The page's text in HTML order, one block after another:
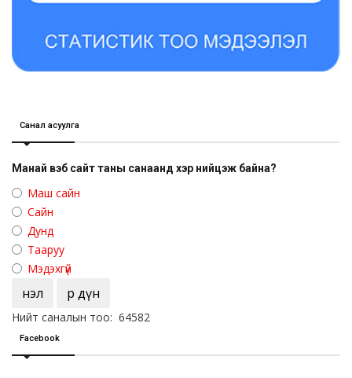
Санал асуулга
Манай вэб сайт таны санаанд хэр нийцэж байна?
Маш сайн
Сайн
Дунд
Тааруу
Мэдэхгүй
Үнэл Үр дүн
Нийт саналын тоо: 64582
Facebook